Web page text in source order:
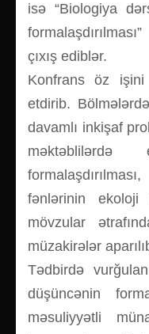
isə “Biologiya
çıxış ediblər.
Konfrans öz
etdirib.
davamlı inkişaf
məktəblilərdə
fənlərinin ekoloji
mövzular
müzakirələr
Tədbirdə
düşüncənin
məsuliyyətli